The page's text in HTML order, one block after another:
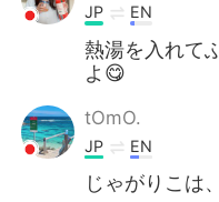
JP EN
熱湯を入れて
よ😋
tOmO.
JP EN
じゃがりこは